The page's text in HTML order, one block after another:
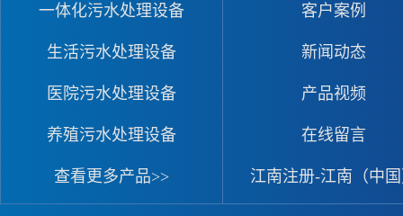
一体化污水处理设备
生活污水处理设备
医院污水处理设备
养殖污水处理设备
查看更多产品>>
客户案例
新闻动态
产品视频
在线留言
江南注册-江南（中